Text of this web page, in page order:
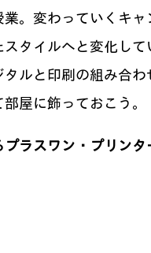
。変わっていくキ
タイルへと変化し
ルと印刷の組み合
屋に飾っておこう。
ラスワン・プリンタ